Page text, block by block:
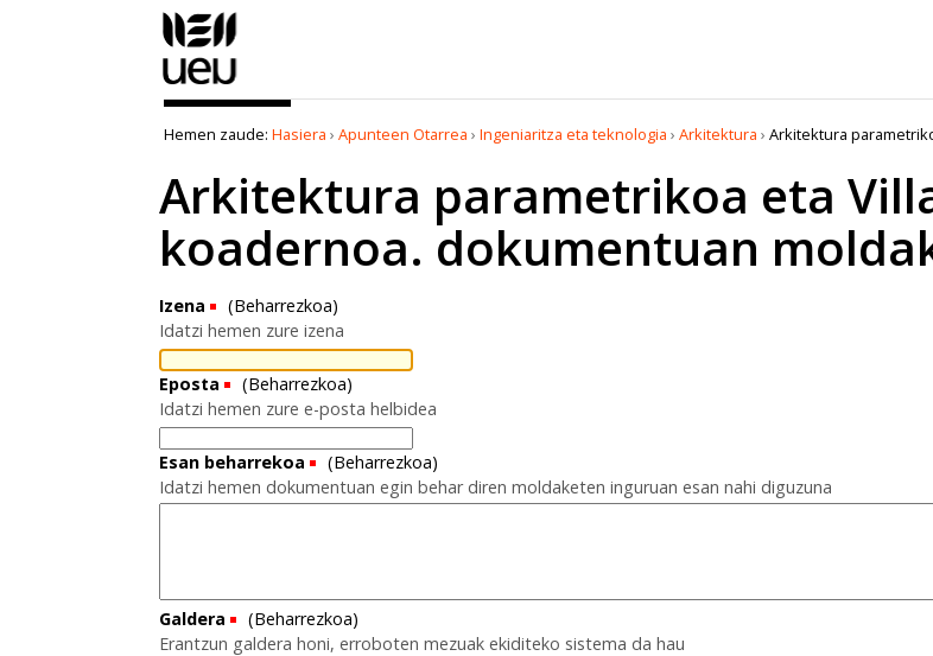
Edukira
salto
egin
Salto
egin
Hemen zaude: Hasiera › Apunteen Otarrea › Ingeniaritza eta teknologia › Arkitektura › Arkitektura
Arkitektura parametrikoa eta
koadernoa. dokumentuan
Izena
(Beharrezkoa)
Idatzi hemen zure izena
Eposta
(Beharrezkoa)
Idatzi hemen zure e-posta helbidea
Esan beharrekoa
(Beharrezkoa)
Idatzi hemen dokumentuan egin behar diren moldaketen inguruan esan nahi diguzuna
Galdera
(Beharrezkoa)
Erantzun galdera honi, erroboten mezuak ekiditeko sistema da hau